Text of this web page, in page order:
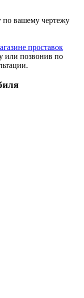
по вашему чертежу
проставок
или позвонив по